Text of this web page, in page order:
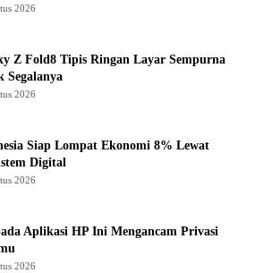
2026
Z Fold8 Tipis Ringan Layar Sempurna
Segalanya
2026
Siap Lompat Ekonomi 8% Lewat
Digital
2026
Aplikasi HP Ini Mengancam Privasi
2026